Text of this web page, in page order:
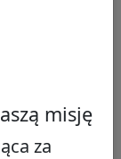
misję
za